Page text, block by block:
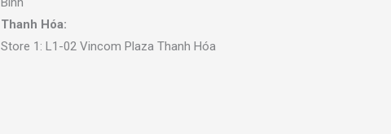
Thanh Hóa:
Store 1: L1-02 Vincom Plaza Thanh Hóa